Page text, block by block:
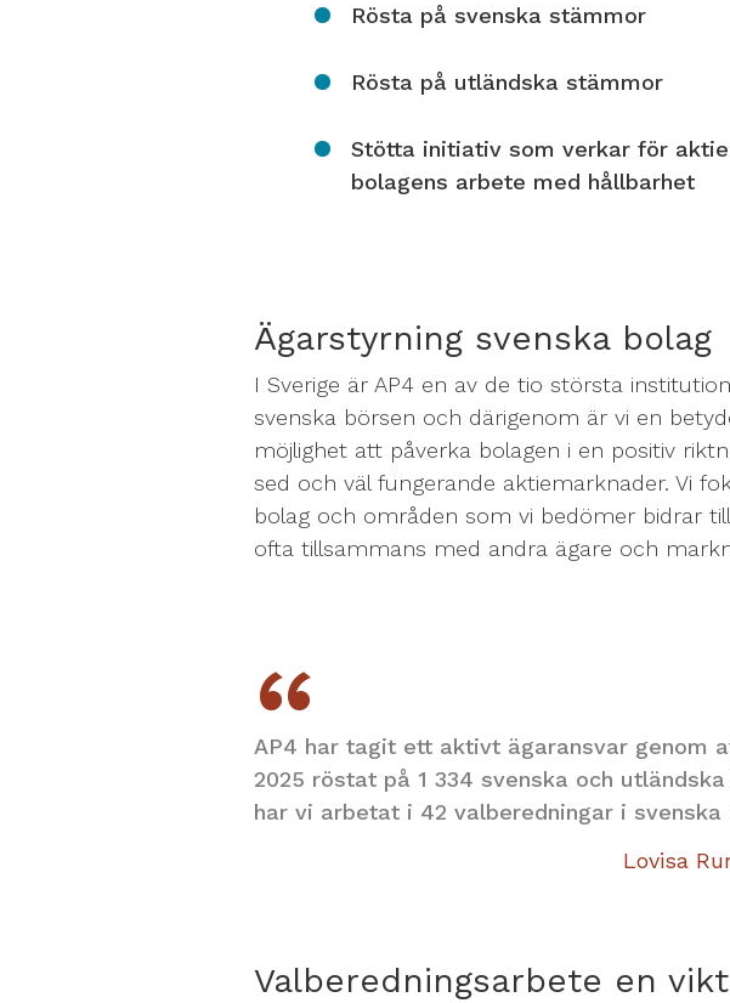
Rösta på svenska stämmor
Rösta på utländska stämmor
Stötta initiativ som verkar för
bolagens arbete med hållbarhet
Ägarstyrning svenska bolag
I Sverige är AP4 en av de tio största
svenska börsen och därigenom är vi en
möjlighet att påverka bolagen i en positiv
sed och väl fungerande aktiemarknader. Vi
bolag och områden som vi bedömer bidrar
ofta tillsammans med andra ägare och
AP4 har tagit ett aktivt ägaransvar genom
2025 röstat på 1 334 svenska och
har vi arbetat i 42 valberedningar i svenska
Lovisa
Valberedningsarbete en